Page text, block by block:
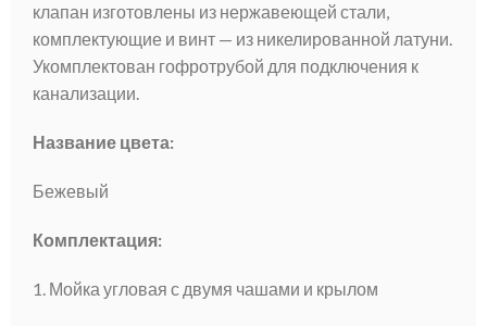
клапан изготовлены из нержавеющей стали,
комплектующие и винт — из никелированной латуни.
Укомплектован гофротрубой для подключения к
канализации.
Название цвета:
Бежевый
Комплектация:
1. Мойка угловая с двумя чашами и крылом